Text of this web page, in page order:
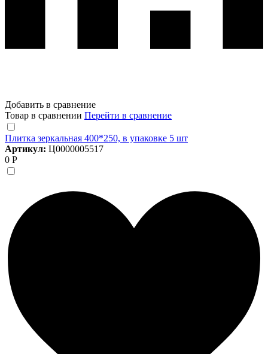
Добавить в сравнение
Товар в сравнении Перейти в сравнение
Плитка зеркальная 400*250, в упаковке 5 шт
Артикул: Ц0000005517
0 Р